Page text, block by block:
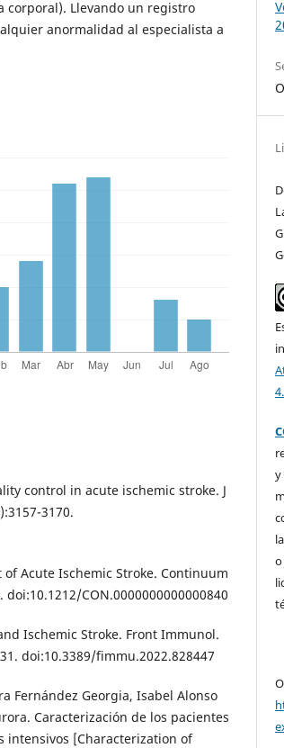
corporal). Llevando un registro
anormalidad al especialista a
control in acute ischemic stroke. J
3170.
Acute Ischemic Stroke. Continuum
CON.0000000000000840
Ischemic Stroke. Front Immunol.
doi:10.3389/fimmu.2022.828447
Fernández Georgia, Isabel Alonso
Caracterización de los pacientes
intensivos [Characterization of
y